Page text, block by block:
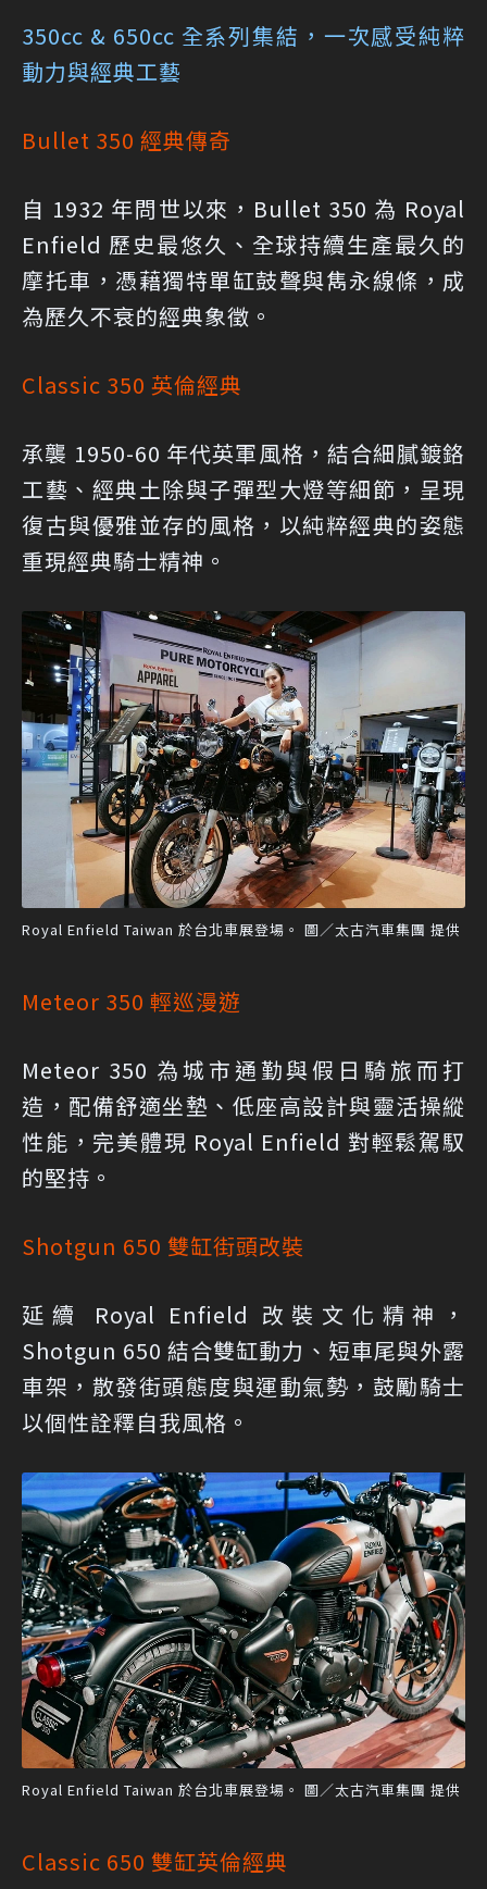
350cc & 650cc 全系列集結，一次感受純粹
動力與經典工藝
Bullet 350 經典傳奇
自 1932 年問世以來，Bullet 350 為 Royal
Enfield 歷史最悠久、全球持續生產最久的
摩托車，憑藉獨特單缸鼓聲與雋永線條，成
為歷久不衰的經典象徵。
Classic 350 英倫經典
承襲 1950-60 年代英軍風格，結合細膩鍍鉻
工藝、經典土除與子彈型大燈等細節，呈現
復古與優雅並存的風格，以純粹經典的姿態
重現經典騎士精神。
Royal Enfield Taiwan 於台北車展登場。 圖／太古汽車集團 提供
Meteor 350 輕巡漫遊
Meteor 350 為城市通勤與假日騎旅而打
造，配備舒適坐墊、低座高設計與靈活操縱
性能，完美體現 Royal Enfield 對輕鬆駕馭
的堅持。
Shotgun 650 雙缸街頭改裝
延續 Royal Enfield 改裝文化精神，
Shotgun 650 結合雙缸動力、短車尾與外露
車架，散發街頭態度與運動氣勢，鼓勵騎士
以個性詮釋自我風格。
Royal Enfield Taiwan 於台北車展登場。 圖／太古汽車集團 提供
Classic 650 雙缸英倫經典